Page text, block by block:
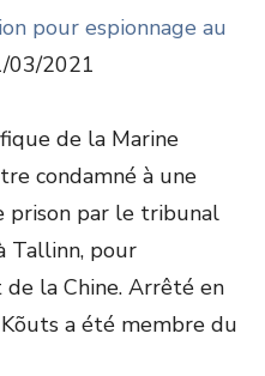
pour espionnage au
03/2021
de la Marine
condamné à une
prison par le tribunal
Tallinn, pour
la Chine. Arrêté en
a été membre du